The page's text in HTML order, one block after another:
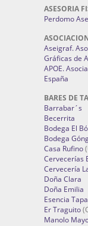
ASESORIA
Perdomo
Aseigraf.
Gráficas de
APOE.
España
BARES DE
Barrabar´s
Becerrita
Bodega El
Bodega
Casa Rufino
Cervecerías
Cervecería
Doña Clara
Doña Emilia
Esencia
Er Traguito
Manolo